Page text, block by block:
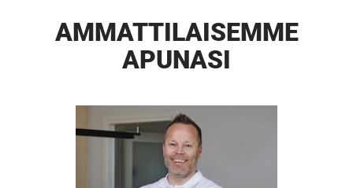
AMMATTI­LAISEMME
APUNASI